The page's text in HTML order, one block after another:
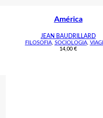
América
JEAN BAUDRILLARD
FILOSOFIA, SOCIOLOGIA,
14,00 €